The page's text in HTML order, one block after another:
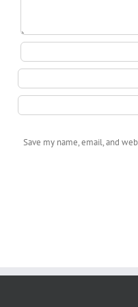
Save my name, email, and